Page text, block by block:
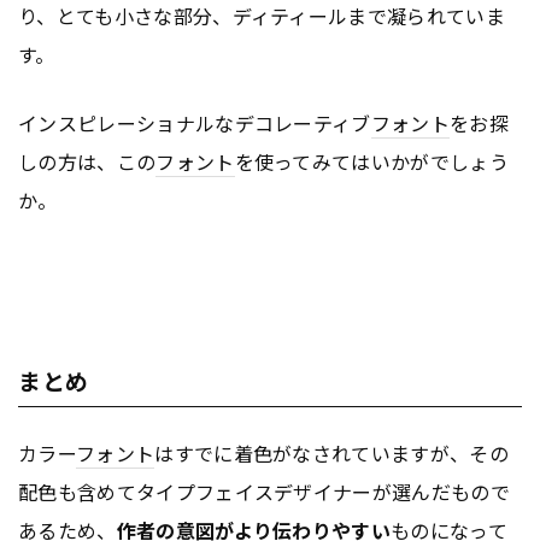
り、とても小さな部分、ディティールまで凝られていま
す。
インスピレーショナルなデコレーティブフォントをお探
しの方は、このフォントを使ってみてはいかがでしょう
か。
まとめ
カラーフォントはすでに着色がなされていますが、その
配色も含めてタイプフェイスデザイナーが選んだもので
あるため、 作者の意図がより伝わりやすいものになって